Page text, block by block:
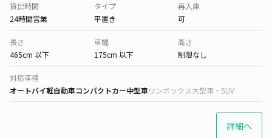
貸出時間
24時間営業
タイプ
平置き
再入庫
可
長さ
465cm 以下
車幅
175cm 以下
高さ
制限なし
対応車種
オートバイ軽自動車コンパクトカー中型車ワンボックス大型車・SUV
詳細へ